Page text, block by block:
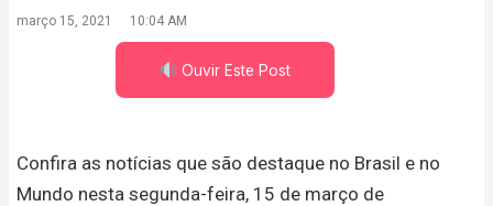
março 15, 2021 10:04 AM
Ouvir Este Post
Confira as notícias que são destaque no Brasil e no
Mundo nesta segunda-feira, 15 de março de